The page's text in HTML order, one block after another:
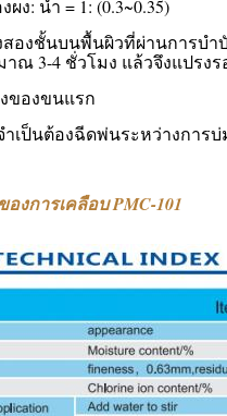
ง: น้ำ = 1: (0.3~0.35)
สองชั้นบนพื้นผิวที่ผ่านการบ
ณ 3-4 ชั่วโมง แล้วจึงแปรง
ของขนแรก
เป็นต้องฉีดพ่นระหว่างการ
งการเคลือบ PMC-101